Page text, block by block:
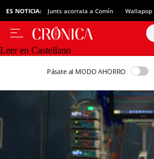
ES NOTICIA: Junts acorrala a Comín Wallapop
Leer en Castellano
Pásate al MODO AHORRO